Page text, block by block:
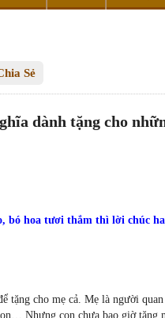
Sẻ
dành tặng cho
bó hoa tươi thắm thì lời chúc
tặng cho mẹ cả. Mẹ là người
Nhưng con chưa bao giờ tặng